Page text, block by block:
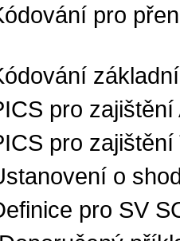
pro
pro
pro zajištění
o
pro SV